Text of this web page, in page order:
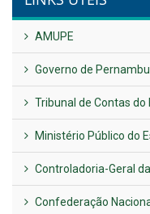
UTILIDADE PÚBLICA
Previous